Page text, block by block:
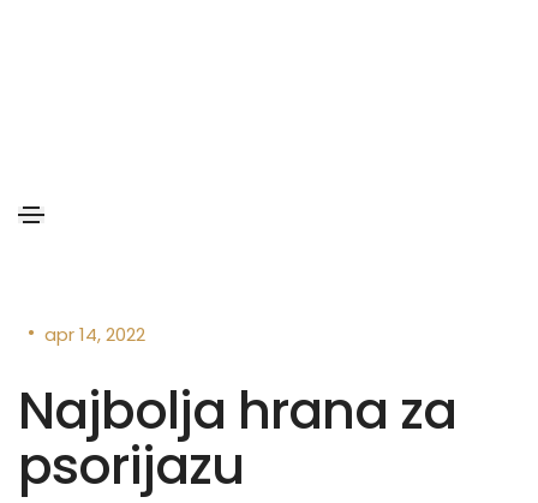
• apr 14, 2022
Najbolja hrana za
psorijazu